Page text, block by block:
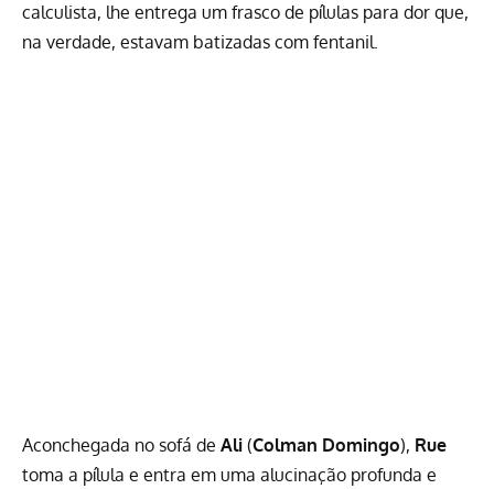
calculista, lhe entrega um frasco de pílulas para dor que,
na verdade, estavam batizadas com fentanil.
Aconchegada no sofá de Ali (Colman Domingo), Rue
toma a pílula e entra em uma alucinação profunda e